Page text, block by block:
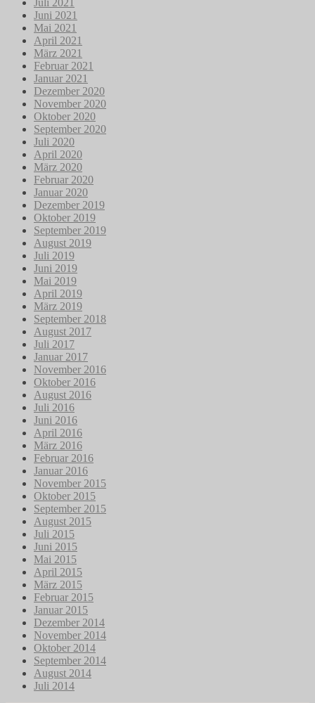
Juli 2021
Juni 2021
Mai 2021
April 2021
März 2021
Februar 2021
Januar 2021
Dezember 2020
November 2020
Oktober 2020
September 2020
Juli 2020
April 2020
März 2020
Februar 2020
Januar 2020
Dezember 2019
Oktober 2019
September 2019
August 2019
Juli 2019
Juni 2019
Mai 2019
April 2019
März 2019
September 2018
August 2017
Juli 2017
Januar 2017
November 2016
Oktober 2016
August 2016
Juli 2016
Juni 2016
April 2016
März 2016
Februar 2016
Januar 2016
November 2015
Oktober 2015
September 2015
August 2015
Juli 2015
Juni 2015
Mai 2015
April 2015
März 2015
Februar 2015
Januar 2015
Dezember 2014
November 2014
Oktober 2014
September 2014
August 2014
Juli 2014